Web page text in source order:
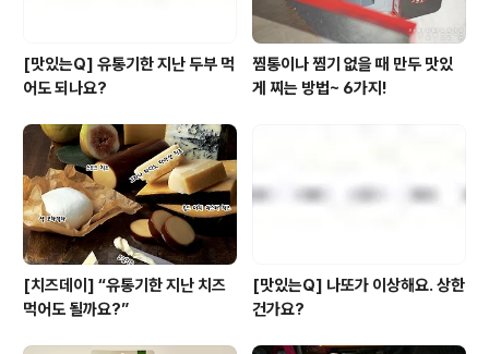
[맛있는Q] 유통기한 지난 두부 먹
어도 되나요?
찜통이나 찜기 없을 때 만두 맛있
게 찌는 방법~ 6가지!
[치즈데이] “유통기한 지난 치즈
먹어도 될까요?”
[맛있는Q] 나또가 이상해요. 상한
건가요?